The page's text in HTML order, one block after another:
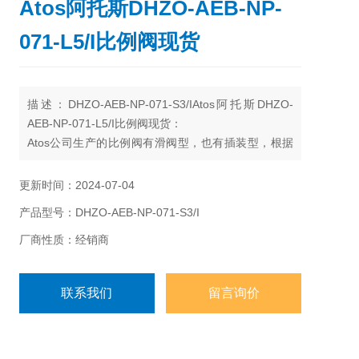
Atos阿托斯DHZO-AEB-NP-
071-L5/I比例阀现货
描述：DHZO-AEB-NP-071-S3/IAtos阿托斯DHZO-
AEB-NP-071-L5/I比例阀现货：
Atos公司生产的比例阀有滑阀型，也有插装型，根据
例减压阀可根据输入信号成比例地调节系统压力； *
构的流量和方向。
更新时间：2024-07-04
产品型号：DHZO-AEB-NP-071-S3/I
厂商性质：经销商
联系我们 留言询价